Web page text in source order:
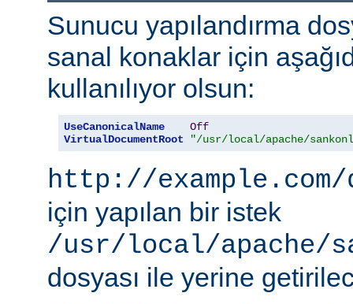
Sunucu yapılandırma
sanal konaklar için
kullanılıyor olsun:
UseCanonicalName
Off
VirtualDocumentRoot
"/usr/local/apache/
http://
için yapılan bir istek
/usr/local/apache/
dosyası ile yerine